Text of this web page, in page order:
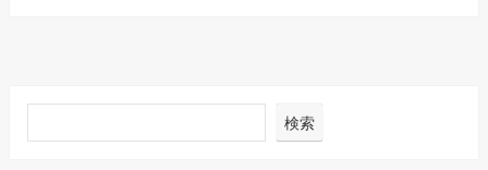
検索